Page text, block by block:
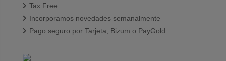
Tax Free
Incorporamos novedades semanalmente
Pago seguro por Tarjeta, Bizum o PayGold